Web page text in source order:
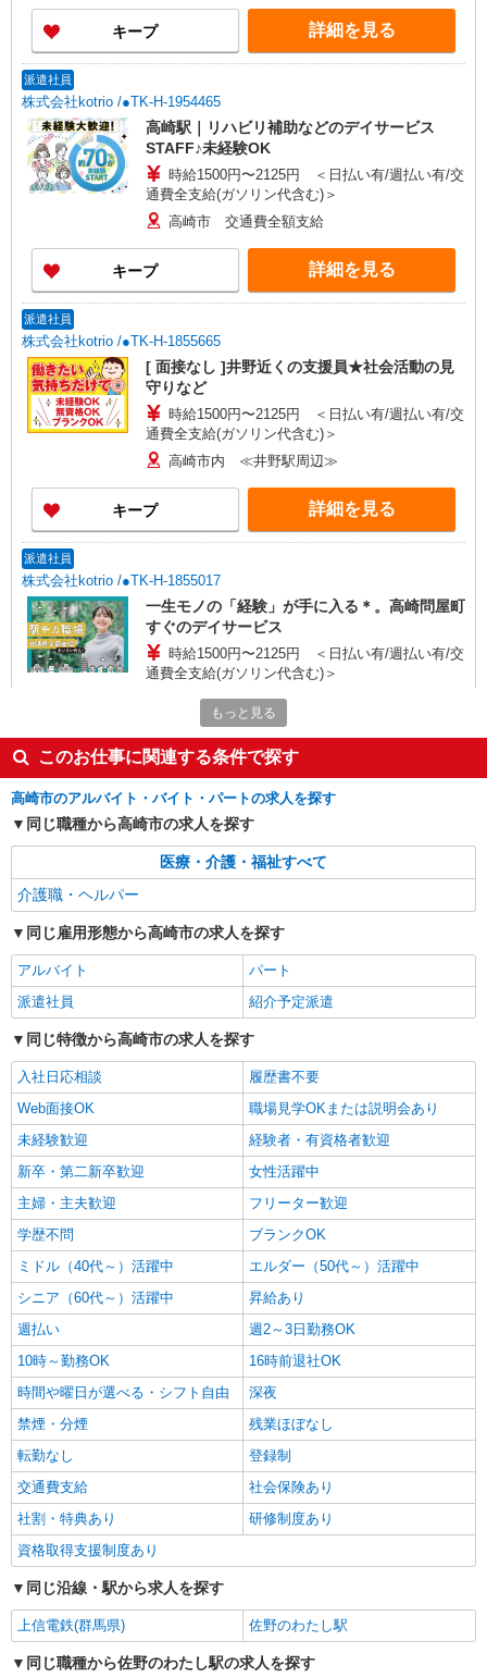
キープ 詳細を見る
派遣社員
株式会社kotrio /●TK-H-1954465
高崎駅｜リハビリ補助などのデイサービス
STAFF♪未経験OK
時給1500円〜2125円 ＜日払い有/週払い有/交
通費全支給(ガソリン代含む)＞
高崎市 交通費全額支給
キープ 詳細を見る
派遣社員
株式会社kotrio /●TK-H-1855665
[ 面接なし ]井野近くの支援員★社会活動の見
守りなど
時給1500円〜2125円 ＜日払い有/週払い有/交
通費全支給(ガソリン代含む)＞
高崎市内 ≪井野駅周辺≫
キープ 詳細を見る
派遣社員
株式会社kotrio /●TK-H-1855017
一生モノの「経験」が手に入る＊。高崎問屋町
すぐのデイサービス
時給1500円〜2125円 ＜日払い有/週払い有/交
通費全支給(ガソリン代含む)＞
最寄り駅：高崎問屋町
キープ
派遣社員
株式会社kotrio /●TK-H-2014868
高崎問屋町駅＊年齢不問◎未経験から安定した
業界へ＊サ高住
通費全支給(ガソリン代含む)＞
最寄り駅：高崎問屋町
キープ 詳細を見る
派遣社員
株式会社kotrio /●TK-H-1854862
【面接なし】日払いでお給料即GETのデイサ
ービス＊高崎問屋町駅
時給1500円〜2125円 ＜日払い有/週払い有/交
通費全支給(ガソリン代含む)＞
最寄り駅：高崎問屋町
詳細を見る
派遣社員
株式会社kotrio /●TK-H-1953998
高崎問屋町駅｜シニア向けマンションでの生活
サポート・巡回
時給1500円〜2125円 ＜日払い有/週払い有/交
通費全支給(ガソリン代含む)＞
最寄り駅：高崎問屋町
キープ
派遣社員
株式会社ブレイブ（マイナビグループ）/MD10
介護スタッフ ◆デイサービス、サービス付き
高齢者向け住宅、グループホームなど様々な勤
未経験：時給1350〜1550円（資格・経験によ
る） 経験者：時給1550〜1750円（資格・経験によ
日）＝30万8000円 ◆昇給あり ◆支払い方法 ※日
群馬県高崎市 【最寄駅】 ◆各線「高崎駅」 ◆
もっと見る
このお仕事に関連する条件で探す
高崎市のアルバイト・バイト・パートの求人を探す
同じ職種から高崎市の求人を探す
医療・介護・福祉すべて
介護職・ヘルパー
同じ雇用形態から高崎市の求人を探す
アルバイト
パート
派遣社員
紹介予定派遣
同じ特徴から高崎市の求人を探す
入社日応相談
履歴書不要
Web面接OK
職場見学OKまたは説明会あり
未経験歓迎
経験者・有資格者歓迎
新卒・第二新卒歓迎
女性活躍中
主婦・主夫歓迎
フリーター歓迎
学歴不問
ブランクOK
ミドル（40代～）活躍中
エルダー（50代～）活躍中
シニア（60代～）活躍中
昇給あり
週払い
週2～3日勤務OK
10時～勤務OK
16時前退社OK
時間や曜日が選べる・シフト自由
深夜
禁煙・分煙
残業ほぼなし
転勤なし
登録制
交通費支給
社会保険あり
社割・特典あり
研修制度あり
資格取得支援制度あり
同じ沿線・駅から求人を探す
上信電鉄(群馬県) 佐野のわたし駅
同じ職種から佐野のわたし駅の求人を探す